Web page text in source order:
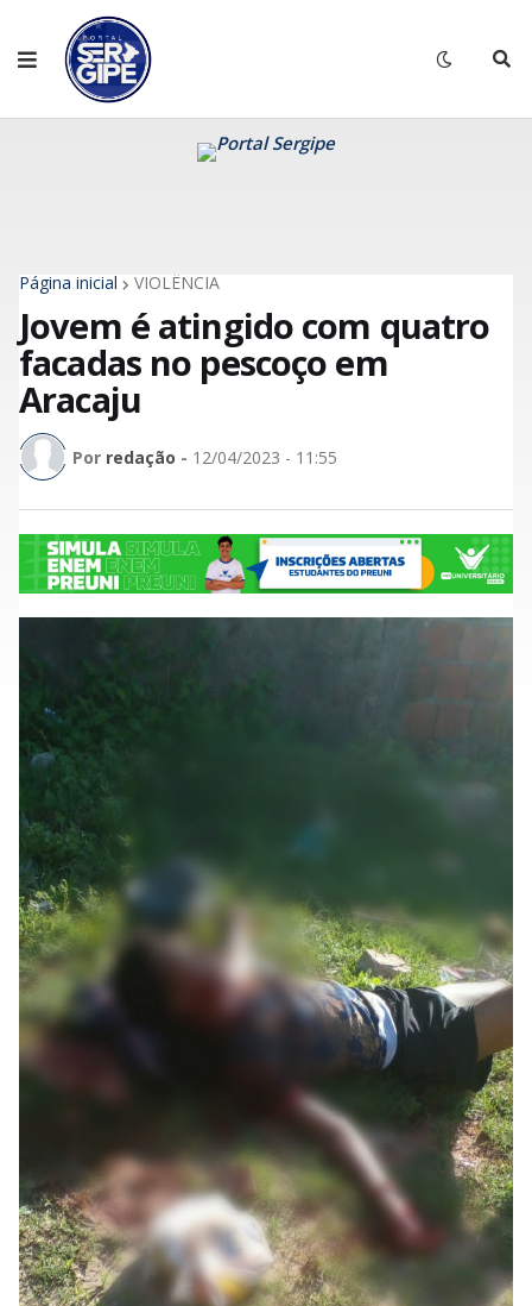
Página inicial VIOLÊNCIA
Jovem é atingido com quatro
facadas no pescoço em
Aracaju
Por redação - 12/04/2023 - 11:55